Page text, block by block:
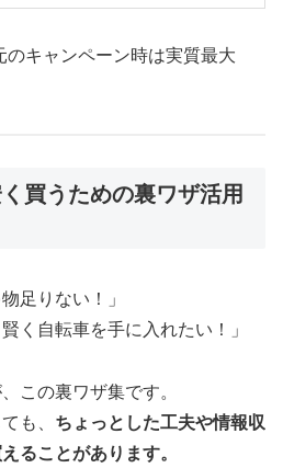
のキャンペーン時は実質最大
買うための裏ワザ活用
足りない！」
く自転車を手に入れたい！」
この裏ワザ集です。
も、 ちょっとした工夫や情報収
ることがあります。